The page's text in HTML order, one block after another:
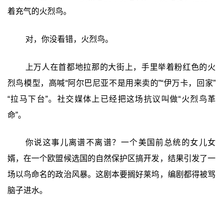
着充气的火烈鸟。
对，你没看错，火烈鸟。
上万人在首都地拉那的大街上，手里举着粉红色的火
烈鸟模型，高喊“阿尔巴尼亚不是用来卖的”“伊万卡，回家”
“拉马下台”。社交媒体上已经把这场抗议叫做“火烈鸟革
命”。
你说这事儿离谱不离谱？一个美国前总统的女儿女
婿，在一个欧盟候选国的自然保护区搞开发，结果引发了一
场以鸟命名的政治风暴。这剧本要搁好莱坞，编剧都得被骂
脑子进水。